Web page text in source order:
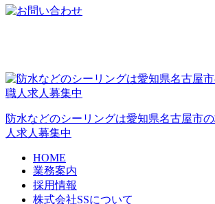
防水などのシーリングは愛知県名古屋市
人求人募集中
HOME
業務案内
採用情報
株式会社SSについて